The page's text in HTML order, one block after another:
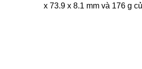
x 73.9 x 8.1 mm và 176 g